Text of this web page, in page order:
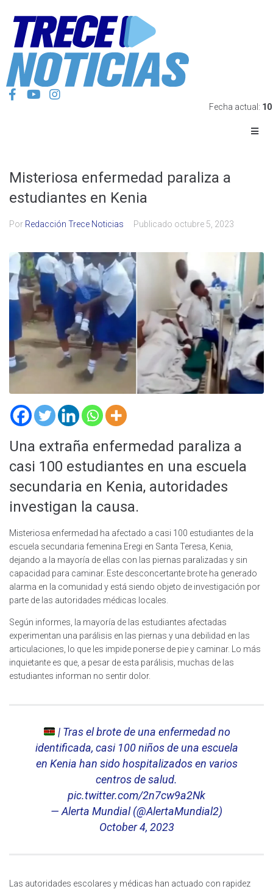
Fecha actual:
Misteriosa enfermedad paraliza a
estudiantes en Kenia
Por Redacción Trece Noticias Publicado octubre 5, 2023
Una extraña enfermedad paraliza a
casi 100 estudiantes en una escuela
secundaria en Kenia, autoridades
investigan la causa.
Misteriosa enfermedad ha afectado a casi 100 estudiantes de la
escuela secundaria femenina Eregi en Santa Teresa, Kenia,
dejando a la mayoría de ellas con las piernas paralizadas y sin
capacidad para caminar. Este desconcertante brote ha generado
alarma en la comunidad y está siendo objeto de investigación por
parte de las autoridades médicas locales.
Según informes, la mayoría de las estudiantes afectadas
experimentan una parálisis en las piernas y una debilidad en las
articulaciones, lo que les impide ponerse de pie y caminar. Lo más
inquietante es que, a pesar de esta parálisis, muchas de las
estudiantes informan no sentir dolor.
| Tras el brote de una enfermedad no
identificada, casi 100 niños de una escuela
en Kenia han sido hospitalizados en varios
centros de salud.
pic.twitter.com/2n7cw9a2Nk
— Alerta Mundial (@AlertaMundial2)
October 4, 2023
Las autoridades escolares y médicas han actuado con rapidez